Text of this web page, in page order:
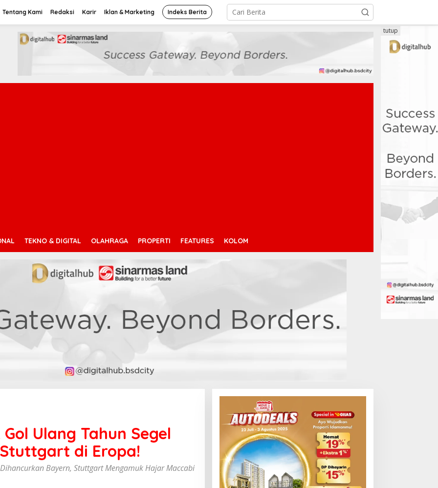
Tentang Kami Redaksi Karir Iklan & Marketing Indeks Berita
TEKNO & DIGITAL OLAHRAGA PROPERTI FEATURES KOLOM
tutup
Ulang Tahun Segel
di Eropa!
Bayern, Stuttgart Mengamuk Hajar Maccabi